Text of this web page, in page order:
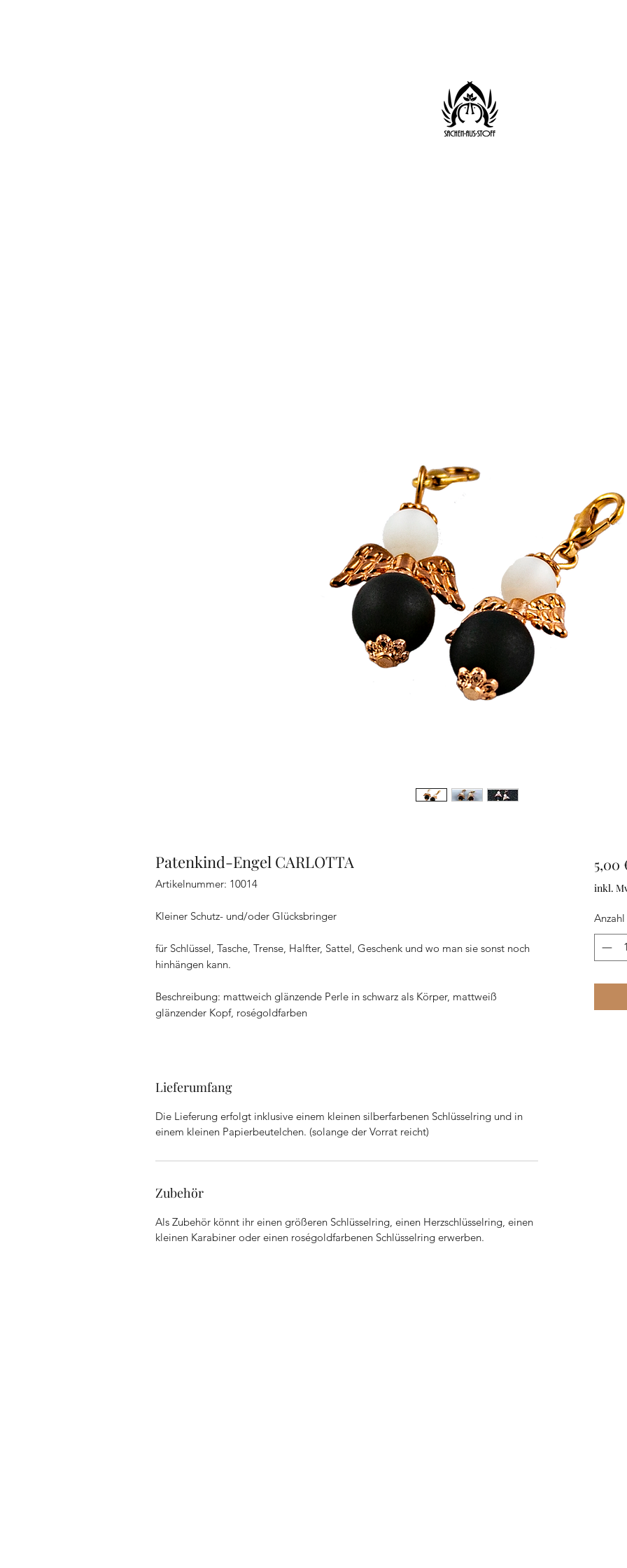
Patenkind-Engel CARLOTTA
Artikelnummer: 10014
Kleiner Schutz- und/oder Glücksbringer
für Schlüssel, Tasche, Trense, Halfter, Sattel, Geschenk und wo man sie sonst noch
hinhängen kann.
Beschreibung: mattweich glänzende Perle in schwarz als Körper, mattweiß
glänzender Kopf, roségoldfarben
Lieferumfang
Die Lieferung erfolgt inklusive einem kleinen silberfarbenen Schlüsselring und in
einem kleinen Papierbeutelchen. (solange der Vorrat reicht)
Zubehör
Als Zubehör könnt ihr einen größeren Schlüsselring, einen Herzschlüsselring, einen
kleinen Karabiner oder einen roségoldfarbenen Schlüsselring erwerben.
5,00
inkl.
Anzahl